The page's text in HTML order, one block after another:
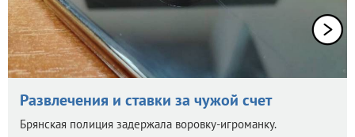
Развлечения и ставки за чужой счет
Брянская полиция задержала воровку-игроманку.